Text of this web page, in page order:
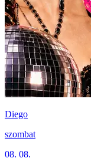
Diego
szombat
08. 08.